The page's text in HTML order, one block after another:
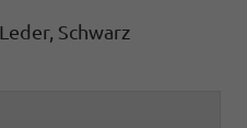
Schwarz